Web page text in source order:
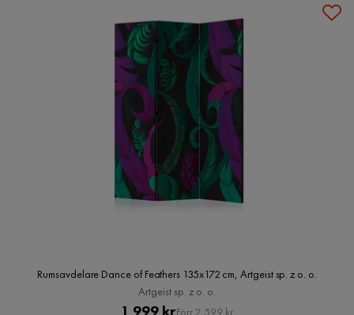
Rumsavdelare Dance of Feathers 135x172 cm, Artgeist sp. z o. o.
Artgeist sp. z o. o.
Pris
1 999 krOriginal
Förr 2 599 kr